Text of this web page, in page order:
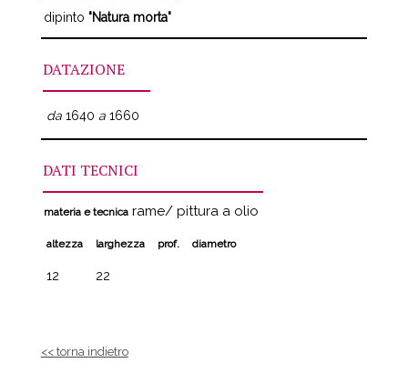
dipinto "Natura morta"
DATAZIONE
da1640 a1660
DATI TECNICI
materia e tecnicarame/ pittura a olio
altezza larghezza prof. diametro
12 22
<< torna indietro